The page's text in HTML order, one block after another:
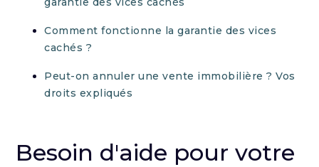
Comment fonctionne la garantie des vices
cachés ?
Peut-on annuler une vente immobilière ? Vos
droits expliqués
Besoin d'aide pour votre